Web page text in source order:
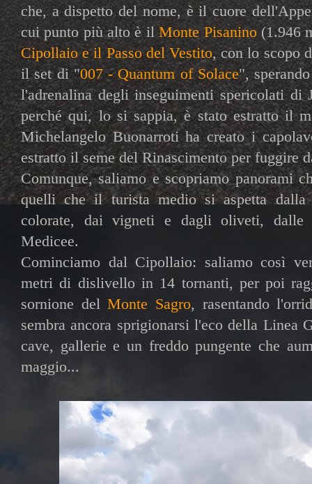
che, a dispetto del nome, è il cuore
cui punto più alto è ilMonte Pisanino(1.946
Cipollaio e il Passo del Vestito, con lo scopo
il set di "007 - Quantum of Solace",
l'adrenalina degli inseguimenti spericolati di
perché qui, lo si sappia, è stato estratto il
Michelangelo Buonarroti ha creato i
estratto il seme del Rinascimento per fuggire
Comunque, saliamo e scopriamo panorami
quelli che il turista medio si aspetta dalla
colorate, dai vigneti e dagli oliveti, dalle
Medicee.
Cominciamo dal Cipollaio: saliamo così
metri di dislivello in 14 tornanti, per poi
sornione delMonte Sagro, rasentando
sembra ancora sprigionarsi l'eco della Linea
cave, gallerie e un freddo pungente che
maggio...